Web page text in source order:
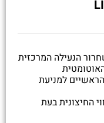
הנעילה המרכזית
למניעת
החיצונית בעת